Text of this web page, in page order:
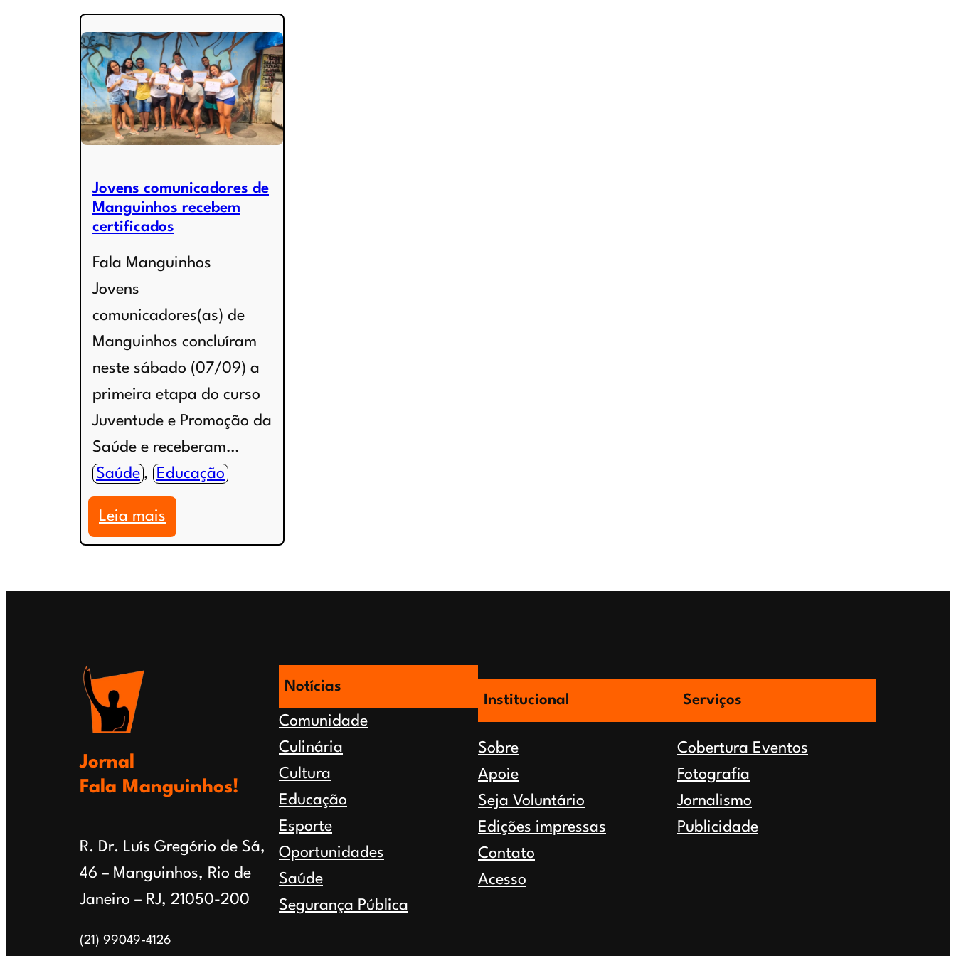
Jovens comunicadores de
Manguinhos recebem
certificados
Fala Manguinhos
Jovens
comunicadores(as) de
Manguinhos concluíram
neste sábado (07/09) a
primeira etapa do curso
Juventude e Promoção da
Saúde e receberam…
Saúde , Educação
Leia mais
Jovens
de
Jornal
Fala Manguinhos!
R. Dr. Luís Gregório de Sá,
46 – Manguinhos, Rio de
Janeiro – RJ, 21050-200
(21) 99049-4126
Notícias
Comunidade
Culinária
Cultura
Educação
Esporte
Oportunidades
Saúde
Segurança Pública
Institucional
Sobre
Apoie
Seja Voluntário
Edições impressas
Contato
Acesso
Serviços
Cobertura Eventos
Fotografia
Jornalismo
Publicidade